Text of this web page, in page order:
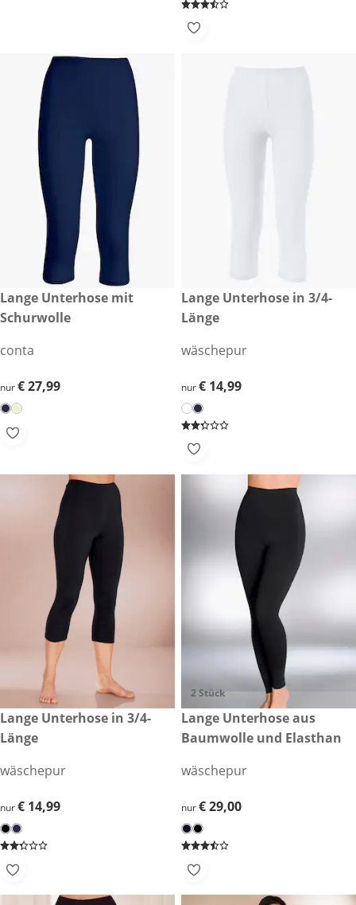
€ 27,99
Lange Unterhose mit
Schurwolle
conta
€ 27,99
nur€ 27,99
€ 14,99
Lange Unterhose in 3/4-
Länge
wäschepur
€ 14,99
nur€ 14,99
€ 14,99
Lange Unterhose in 3/4-
Länge
wäschepur
€ 14,99
nur€ 14,99
2 Stück
€ 29,00
Lange Unterhose aus
Baumwolle und Elasthan
wäschepur
€ 29,00
nur€ 29,00